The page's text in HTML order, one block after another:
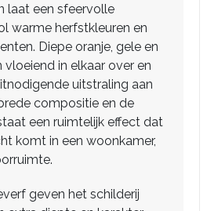
laat een sfeervolle
warme herfstkleuren en
Diepe oranje, gele en
in elkaar over en
uitstraling aan
compositie en de
een ruimtelijk effect dat
komt in een woonkamer,
geven het schilderij